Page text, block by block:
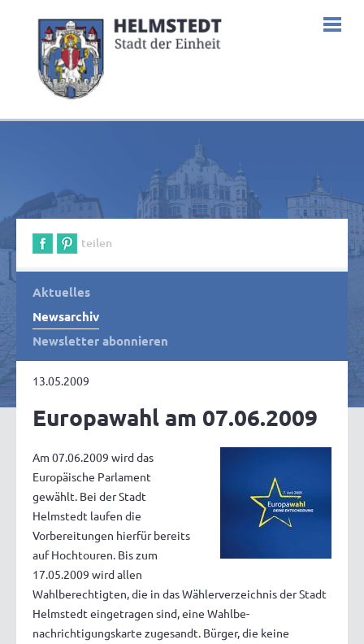
teilen
Aktuelles
Newsarchiv
Newsletter abonnieren
13.05.2009
Europawahl am 07.06.2009
Am 07.06.2009 wird das
Europäische Parlament
gewählt. Bei der Stadt
Helmstedt laufen die
Vorbereitungen hierfür bereits
auf Hochtouren. Bis zum
17.05.2009 wird allen
Wahlberechtigten, die in das Wählerverzeichnis der Stadt
Helmstedt eingetragen sind, eine Wahlbe-
nachrichtigungskarte zugesandt. Bürger, die keine